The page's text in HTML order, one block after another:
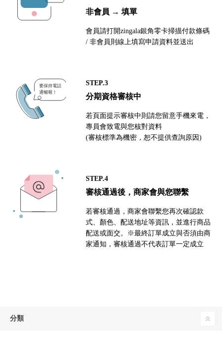
非會員 → 填單
會員請打開zingala銀角零卡掃描付款條碼
/ 非會員則線上填寫申請資料並送出
STEP.3
分期資格審核中
若頁面提示審核中則請您留意手機來電，
專員會致電與您核對資料
(審核標準為機密，恕不提供查詢原因)
STEP.4
審核通過後，商家會與您聯繫
若審核通過，商家會聯繫您再次確認款
式、顏色、配送地址等資訊，並進行商品
配送或面交。※最終訂單成立與否須由商
家通知，審核通過不代表訂單一定成立
分類